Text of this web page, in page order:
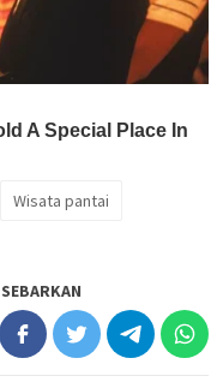
Wisata pantai
SEBARKAN